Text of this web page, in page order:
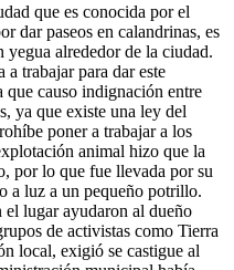
que es conocida por el
dar paseos en calandrinas, es
yegua alrededor de la ciudad.
a trabajar para dar este
que causo indignación entre
ya que existe una ley del
poner a trabajar a los
animal hizo que la
por lo que fue llevada por su
a luz a un pequeño potrillo.
el lugar ayudaron al dueño
de activistas como Tierra
local, exigió se castigue al